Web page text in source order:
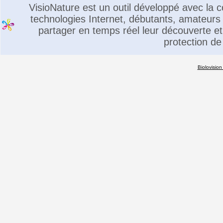
VisioNature est un outil développé avec la
technologies Internet, débutants,
partager en temps réel leur découverte
protection
Biolovision